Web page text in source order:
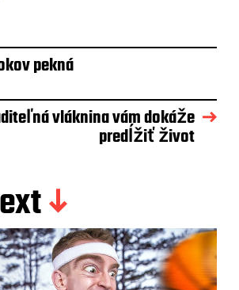
pekná
vláknina vám dokáže
predĺžiť život